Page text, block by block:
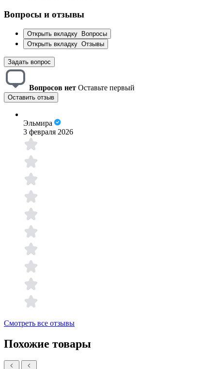
Вопросы и отзывы
Открыть вкладку
Вопросы
Открыть вкладку Отзывы
Задать вопрос
Вопросов нет Оставьте первый
Оставить отзыв
Эльмира
3 февраля 2026
Смотреть все отзывы
Похожие товары